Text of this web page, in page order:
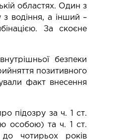
областях. Один з
водіння, а інший –
За скоєне
безпеки
позитивного
факт внесення
підозру за ч. 1 ст.
особою) та ч. 1 ст.
чотирьох років